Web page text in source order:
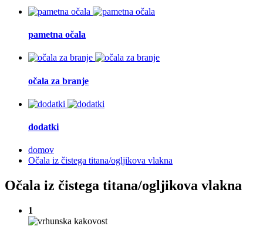
pametna očala
očala za branje
dodatki
domov
Očala iz čistega titana/ogljikova vlakna
Očala iz čistega titana/ogljikova vlakna
1